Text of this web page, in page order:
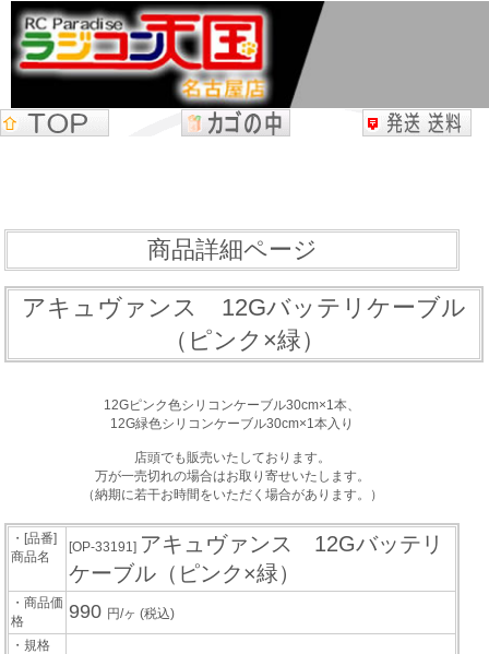
商品詳細ページ
アキュヴァンス 12Gバッテリケーブル
（ピンク×緑）
12Gピンク色シリコンケーブル30cm×1本、
12G緑色シリコンケーブル30cm×1本入り
店頭でも販売いたしております。
万が一売切れの場合はお取り寄せいたします。
（納期に若干お時間をいただく場合があります。）
・[品番]
商品名
[OP-33191] アキュヴァンス 12Gバッテリ
ケーブル（ピンク×緑）
・商品価
格
990 円/ヶ(税込)
・規格